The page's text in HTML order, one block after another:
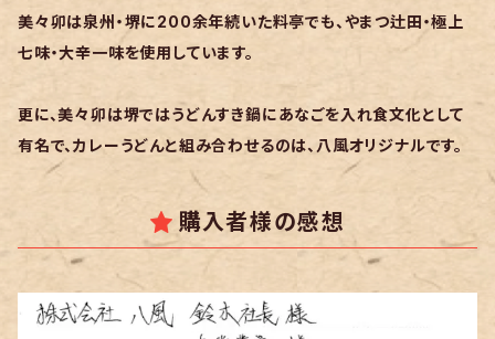
美々卯は泉州・堺に200余年続いた料亭でも、やまつ辻田・極上
七味・大辛一味を使用しています。
更に、美々卯は堺ではうどんすき鍋にあなごを入れ食文化として
有名で、カレーうどんと組み合わせるのは、八風オリジナルです。
購入者様の感想